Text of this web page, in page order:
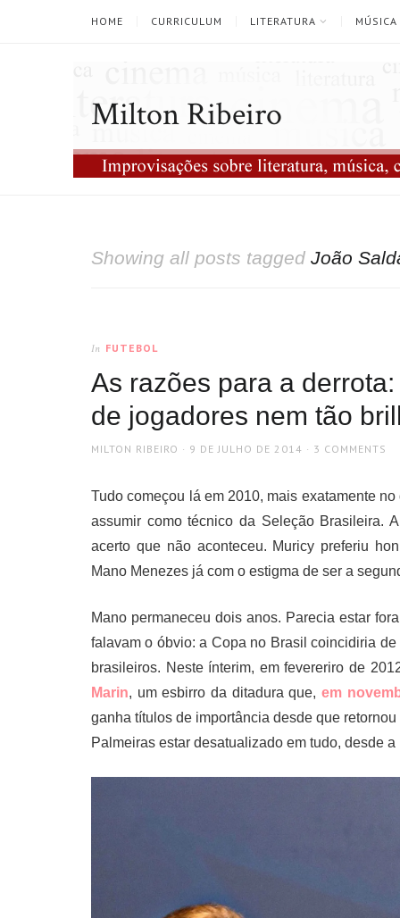
HOME CURRICULUM LITERATURA MÚSICA
Milton Ribeiro
Showing all posts tagged João
In FUTEBOL
As razões para a
de jogadores nem tão
AUTHOR
MILTON RIBEIRO
POSTED
9 DE JULHO DE 2014 3 COMMENTS
Tudo começou lá em 2010, mais exatamente
assumir como técnico da Seleção Brasileira.
acerto que não aconteceu. Muricy preferiu
Mano Menezes já com o estigma de ser a
Mano permaneceu dois anos. Parecia estar
falavam o óbvio: a Copa no Brasil coincidiria
brasileiros. Neste ínterim, em fevereriro de
Marin, um esbirro da ditadura que, em
ganha títulos de importância desde que
Palmeiras estar desatualizado em tudo, desde